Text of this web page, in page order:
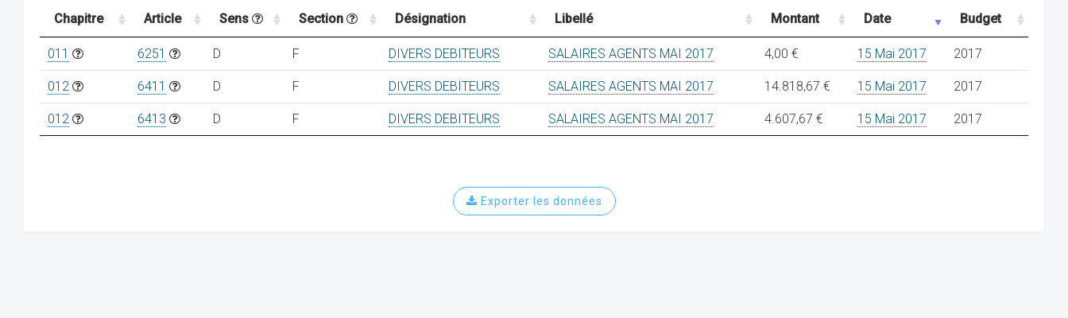
Chapitre Article Sens Section Désignation Libellé Montant Date Budget
011 6251 D F DIVERS DEBITEURS SALAIRES AGENTS MAI 2017 4,00 € 15 Mai 2017 2017
012 6411 D F DIVERS DEBITEURS SALAIRES AGENTS MAI 2017 14.818,67 € 15 Mai 2017 2017
012 6413 D F DIVERS DEBITEURS SALAIRES AGENTS MAI 2017 4.607,67 € 15 Mai 2017 2017
Exporter les données